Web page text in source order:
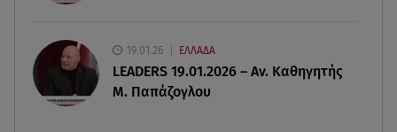
19.01.26 ΕΛΛΑΔΑ
LEADERS 19.01.2026 – Αν. Καθηγητής
Μ. Παπάζογλου